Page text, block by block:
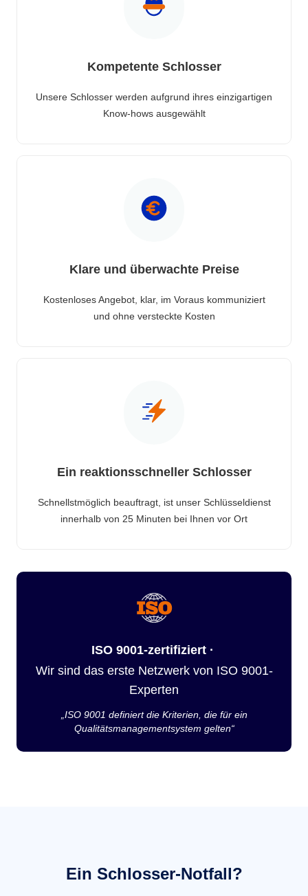
Kompetente Schlosser
Unsere Schlosser werden aufgrund ihres einzigartigen
Know-hows ausgewählt
Klare und überwachte Preise
Kostenloses Angebot, klar, im Voraus kommuniziert
und ohne versteckte Kosten
Ein reaktionsschneller Schlosser
Schnellstmöglich beauftragt, ist unser Schlüsseldienst
innerhalb von 25 Minuten bei Ihnen vor Ort
ISO 9001-zertifiziert ·
Wir sind das erste Netzwerk von ISO 9001-
Experten
„ISO 9001 definiert die Kriterien, die für ein
Qualitätsmanagementsystem gelten“
Ein Schlosser-Notfall?